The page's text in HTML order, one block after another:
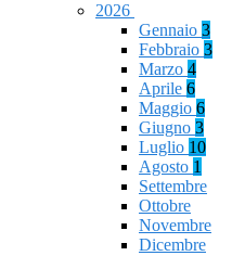
2026
Gennaio 3
Febbraio 3
Marzo 4
Aprile 6
Maggio 6
Giugno 3
Luglio 10
Agosto 1
Settembre
Ottobre
Novembre
Dicembre